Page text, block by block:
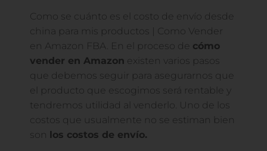
Como se cuánto es el costo de envío desde
china para mis productos | Como Vender
en Amazon FBA. En el proceso de cómo
vender en Amazon existen varios pasos
que debemos seguir para asegurarnos que
el producto que escogimos será rentable y
tendremos utilidad al venderlo. Uno de los
costos que usualmente no se estiman bien
son
los costos de envío.